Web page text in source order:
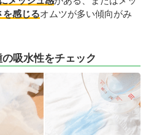
を感じるオムツが多い傾向がみ
の吸水性をチェック